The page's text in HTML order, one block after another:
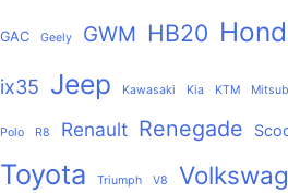
GAC Geely GWM HB20
ix35 Jeep Kawasaki Kia KTM
Polo R8 Renault Renegade
Toyota Triumph V8